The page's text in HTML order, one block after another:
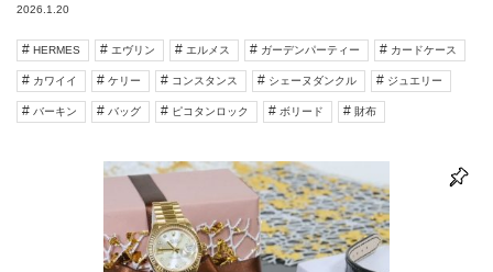
2026.1.20
HERMES エヴリン エルメス ガーデンパーティー カードケース
カワイイ ケリー コンスタンス シェーヌダンクル ジュエリー
バーキン バッグ ピコタンロック ボリード 財布